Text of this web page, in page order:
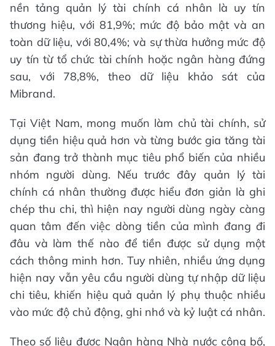
nền tảng quản lý tài chính cá nhân là uy tín
thương hiệu, với 81,9%; mức độ bảo mật và an
toàn dữ liệu, với 80,4%; và sự thừa hưởng mức độ
uy tín từ tổ chức tài chính hoặc ngân hàng đứng
sau, với 78,8%, theo dữ liệu khảo sát của
Mibrand.
Tại Việt Nam, mong muốn làm chủ tài chính, sử
dụng tiền hiệu quả hơn và từng bước gia tăng tài
sản đang trở thành mục tiêu phổ biến của nhiều
nhóm người dùng. Nếu trước đây quản lý tài
chính cá nhân thường được hiểu đơn giản là ghi
chép thu chi, thì hiện nay người dùng ngày càng
quan tâm đến việc dòng tiền của mình đang đi
đâu và làm thế nào để tiền được sử dụng một
cách thông minh hơn. Tuy nhiên, nhiều ứng dụng
hiện nay vẫn yêu cầu người dùng tự nhập dữ liệu
chi tiêu, khiến hiệu quả quản lý phụ thuộc nhiều
vào mức độ chủ động, ghi nhớ và kỷ luật cá nhân.
Theo số liệu được Ngân hàng Nhà nước công bố,